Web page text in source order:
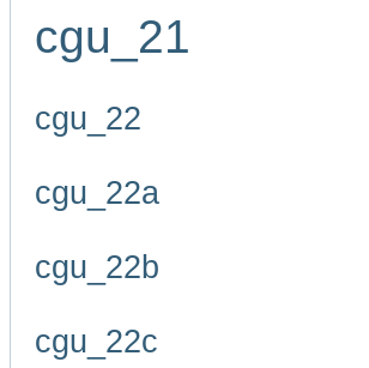
cgu_21
cgu_22
cgu_22a
cgu_22b
cgu_22c